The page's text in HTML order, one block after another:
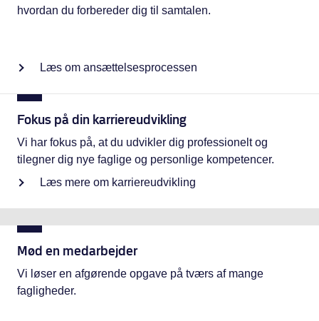
hvordan du forbereder dig til samtalen.
Læs om ansættelsesprocessen
Fokus på din karriereudvikling
Vi har fokus på, at du udvikler dig professionelt og
tilegner dig nye faglige og personlige kompetencer.
Læs mere om karriereudvikling
Mød en medarbejder
Vi løser en afgørende opgave på tværs af mange
fagligheder.